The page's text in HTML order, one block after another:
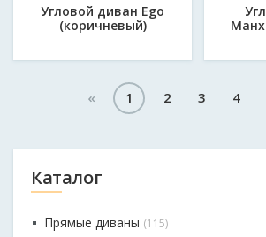
Каталог
Прямые диваны (115)
Угловой диван Ego
(коричневый)
« 1 2 3 4